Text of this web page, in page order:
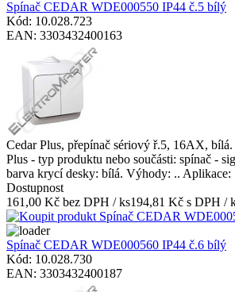
Spínač CEDAR WDE000550 IP44 č.5 bílý
Kód: 10.028.723
EAN: 3303432400163
Cedar Plus, přepínač sériový ř.5, 16AX,
Plus - typ produktu nebo součásti: spínač -
barva krycí desky: bílá. Výhody: .. Aplikace:
Dostupnost
161,00 Kč bez DPH / ks194,81 Kč s DPH /
Spínač CEDAR WDE000560 IP44 č.6 bílý
Kód: 10.028.730
EAN: 3303432400187